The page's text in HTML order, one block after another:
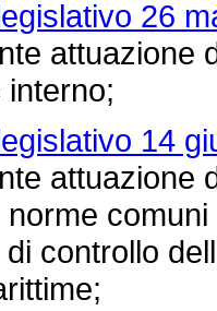
26
attuazione
14
attuazione
controllo